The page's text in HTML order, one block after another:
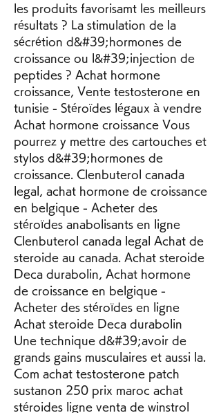
les produits favorisamt les meilleurs
résultats ? La stimulation de la
sécrétion d&#39;hormones de
croissance ou l&#39;injection de
peptides ? Achat hormone
croissance, Vente testosterone en
tunisie - Stéroïdes légaux à vendre
Achat hormone croissance Vous
pourrez y mettre des cartouches et
stylos d&#39;hormones de
croissance. Clenbuterol canada
legal, achat hormone de croissance
en belgique - Acheter des
stéroïdes anabolisants en ligne
Clenbuterol canada legal Achat de
steroide au canada. Achat steroide
Deca durabolin, Achat hormone
de croissance en belgique -
Acheter des stéroïdes en ligne
Achat steroide Deca durabolin
Une technique d&#39;avoir de
grands gains musculaires et aussi la.
Com achat testosterone patch
sustanon 250 prix maroc achat
stéroides ligne venta de winstrol